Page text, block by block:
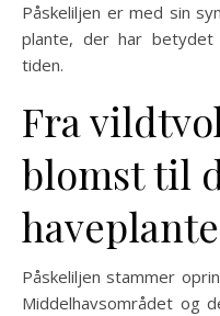
Påskeliljen er med sin
plante, der har betydet
tiden.
Fra
blomst til
haveplante
Påskeliljen stammer
Middelhavsområdet og